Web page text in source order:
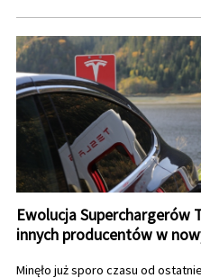
Ewolucja Superchargerów
innych producentów w
Minęło już sporo czasu od